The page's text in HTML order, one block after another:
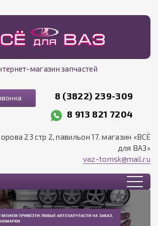
магазин запчастей
8 (3822) 239-309
8 913 821 7204
23 стр 2, павильон 17. магазин «ВСЁ
для ВАЗ»
vaz-tomsk@mail.ru